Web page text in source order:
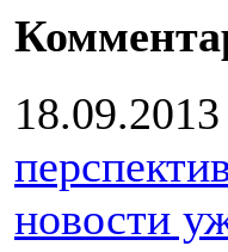
18.09.2013
новости